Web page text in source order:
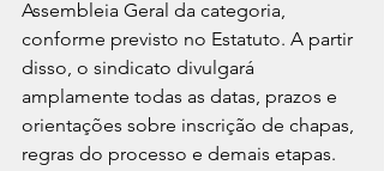
Assembleia Geral da categoria,
conforme previsto no Estatuto. A partir
disso, o sindicato divulgará
amplamente todas as datas, prazos e
orientações sobre inscrição de chapas,
regras do processo e demais etapas.